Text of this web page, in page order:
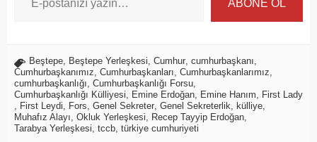
ABONE OL
Beştepe, Beştepe Yerleşkesi, Cumhur, cumhurbaşkanı,
Cumhurbaşkanımız, Cumhurbaşkanları, Cumhurbaşkanlarımız,
cumhurbaşkanlığı, Cumhurbaşkanlığı Forsu,
Cumhurbaşkanlığı Külliyesi, Emine Erdoğan, Emine Hanım, First Lady
, First Leydi, Fors, Genel Sekreter, Genel Sekreterlik, külliye,
Muhafız Alayı, Okluk Yerleşkesi, Recep Tayyip Erdoğan,
Tarabya Yerleşkesi, tccb, türkiye cumhuriyeti